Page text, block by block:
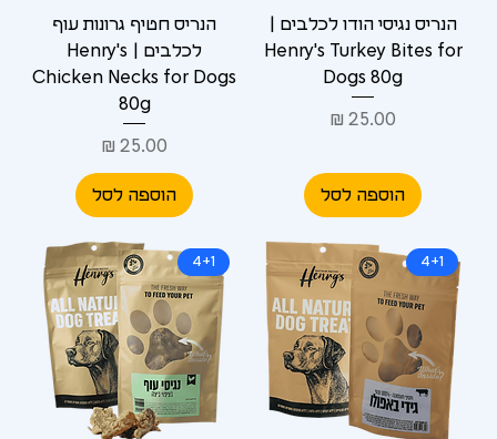
הנריס נגיסי הודו לכלבים |
Henry's Turkey Bites for
Dogs 80g
מחיר
הוספה לסל
הנריס חטיף גרונות עוף
לכלבים | Henry's
Chicken Necks for Dogs
80g
מחיר
הוספה לסל
4+1
4+1